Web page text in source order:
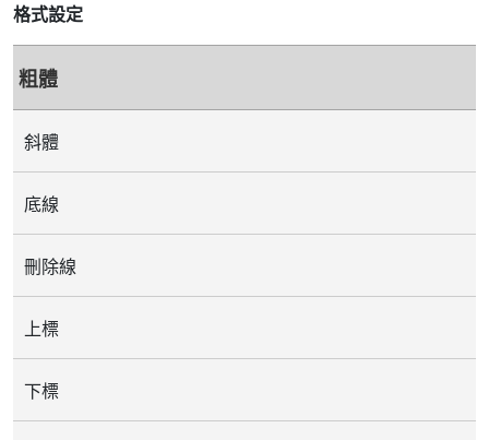
格式設定
粗體
斜體
底線
刪除線
上標
下標